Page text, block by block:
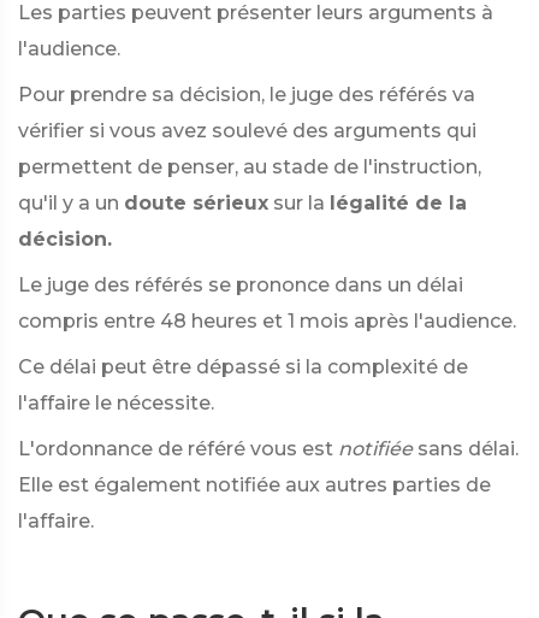
Les parties peuvent présenter leurs arguments à
l'audience.
Pour prendre sa décision, le juge des référés va
vérifier si vous avez soulevé des arguments qui
permettent de penser, au stade de l'instruction,
qu'il y a un doute sérieux sur la légalité de la
décision.
Le juge des référés se prononce dans un délai
compris entre 48 heures et 1 mois après l'audience.
Ce délai peut être dépassé si la complexité de
l'affaire le nécessite.
L'ordonnance de référé vous est notifiée sans délai.
Elle est également notifiée aux autres parties de
l'affaire.